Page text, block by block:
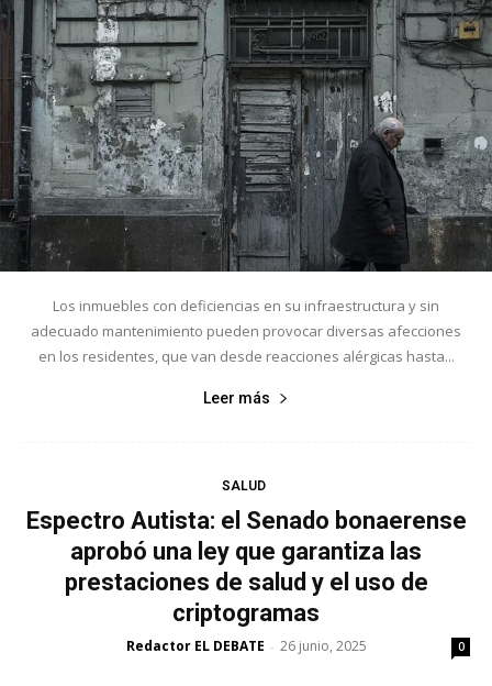
Los inmuebles con deficiencias en su infraestructura y sin
adecuado mantenimiento pueden provocar diversas afecciones
en los residentes, que van desde reacciones alérgicas hasta...
Leer más
SALUD
Espectro Autista: el Senado bonaerense
aprobó una ley que garantiza las
prestaciones de salud y el uso de
criptogramas
Redactor EL DEBATE - 26 junio, 2025 0